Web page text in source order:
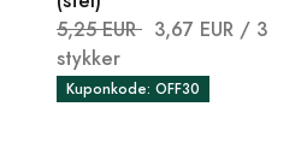
5,25 EUR 3,67 EUR / 3
stykker
Kuponkode: OFF30